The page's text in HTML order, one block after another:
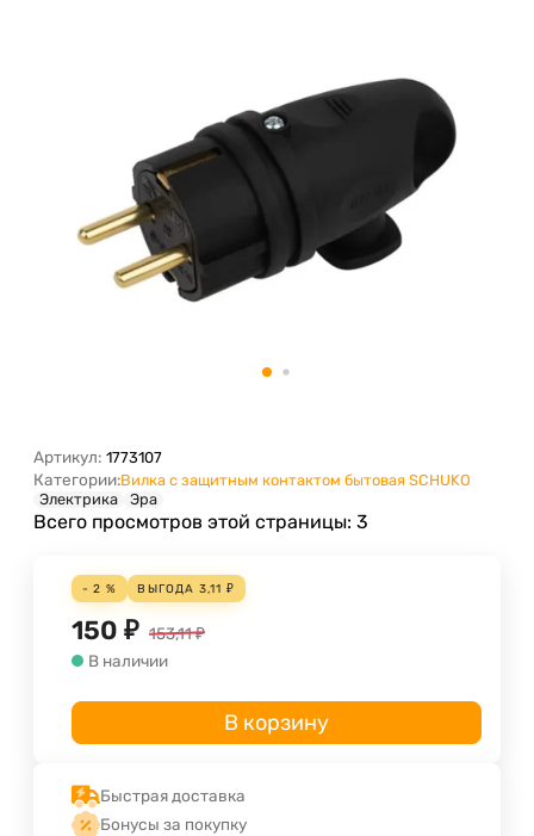
Артикул: 1773107
Категории:Вилка с защитным контактом бытовая SCHUKO
Электрика
Эра
Всего просмотров этой страницы: 3
- 2 % ВЫГОДА 3,11 ₽
150 ₽ 153,11₽
В наличии
В корзину
Быстрая доставка
Бонусы за покупку